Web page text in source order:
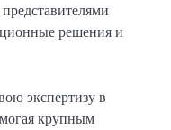
решения и
экспертизу в
крупным